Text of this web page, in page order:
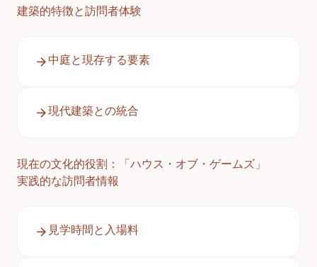
建築的特徴と訪問者体験
中庭と現存する要素
現代建築との統合
現在の文化的役割：「ハウス・オブ・ゲームズ」
実践的な訪問者情報
見学時間と入場料